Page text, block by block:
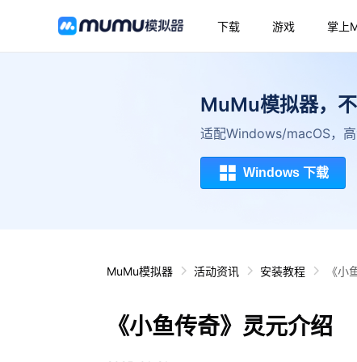
下载 游戏 掌上
MuMu模拟器，不
适配Windows/macOS，
Windows 下载
MuMu模拟器 活动资讯 安装教程 《小
《小鱼传奇》灵元介绍